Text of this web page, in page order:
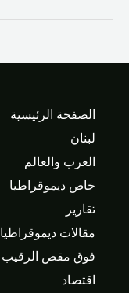
الصفحة الرئيسية
لبنان
العرب والعالم
خاص ديموقراطيا
تقارير
مقالات ديموقراطيا
فوق مقص الرقيب
اقتصاد